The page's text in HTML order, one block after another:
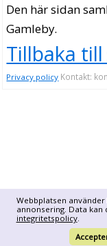
Webbplatsen
annonsering. Data kan
integritetspolicy.
Den här sidan
Gamleby.
Tillbaka
Privacy policy Kontakt: